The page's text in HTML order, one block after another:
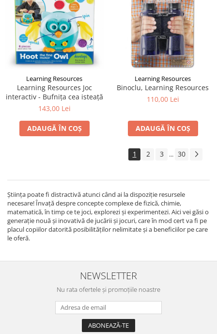
Learning Resources
Learning Resources Joc
interactiv - Bufnița cea isteață
143,00 Lei
ADAUGĂ ÎN COȘ
Learning Resources
Binoclu, Learning Resources
110,00 Lei
ADAUGĂ ÎN COȘ
1 2 3 ... 30
Știința poate fi distractivă atunci când ai la dispoziție resursele
necesare! Învață despre concepte complexe de fizică, chimie,
matematică, în timp ce te joci, explorezi și experimentezi. Aici vei găsi o
generație nouă și inovativă de jucării și jocuri, care în mod cert va fi pe
placul copiilor datorită posibilităților nelimitate și a beneficiilor pe care
le oferă.
NEWSLETTER
Nu rata ofertele și promoțiile noastre